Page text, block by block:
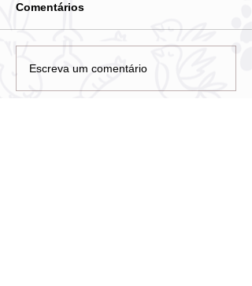
Comentários
Escreva um comentário